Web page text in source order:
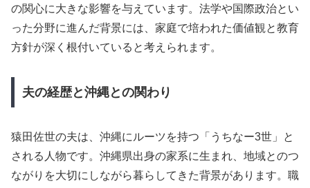
の関心に大きな影響を与えています。法学や国際政治とい
った分野に進んだ背景には、家庭で培われた価値観と教育
方針が深く根付いていると考えられます。
夫の経歴と沖縄との関わり
猿田佐世の夫は、沖縄にルーツを持つ「うちなー3世」と
される人物です。沖縄県出身の家系に生まれ、地域とのつ
ながりを大切にしながら暮らしてきた背景があります。職